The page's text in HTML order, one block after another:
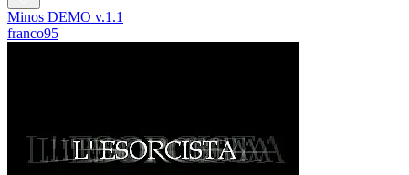
Minos DEMO v.1.1
franco95